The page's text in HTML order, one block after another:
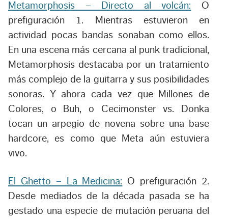
Metamorphosis – Directo al volcán: O
prefiguración 1. Mientras estuvieron en
actividad pocas bandas sonaban como ellos.
En una escena más cercana al punk tradicional,
Metamorphosis destacaba por un tratamiento
más complejo de la guitarra y sus posibilidades
sonoras. Y ahora cada vez que Millones de
Colores, o Buh, o Cecimonster vs. Donka
tocan un arpegio de novena sobre una base
hardcore, es como que Meta aún estuviera
vivo.
El Ghetto – La Medicina: O prefiguración 2.
Desde mediados de la década pasada se ha
gestado una especie de mutación peruana del